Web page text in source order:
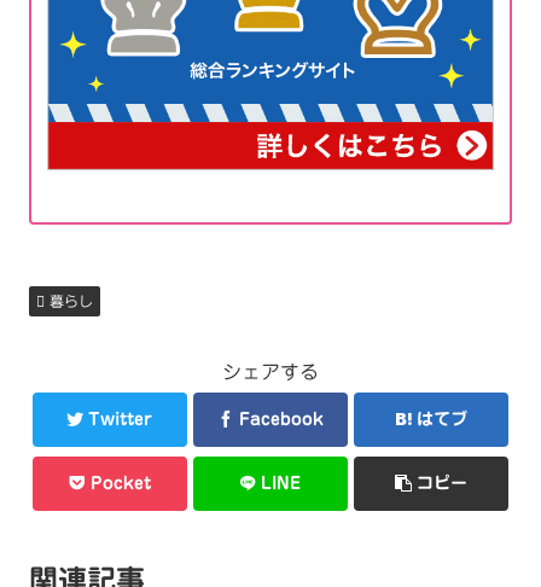
暮らし
シェアする
Twitter Facebook はてブ
Pocket LINE コピー
関連記事